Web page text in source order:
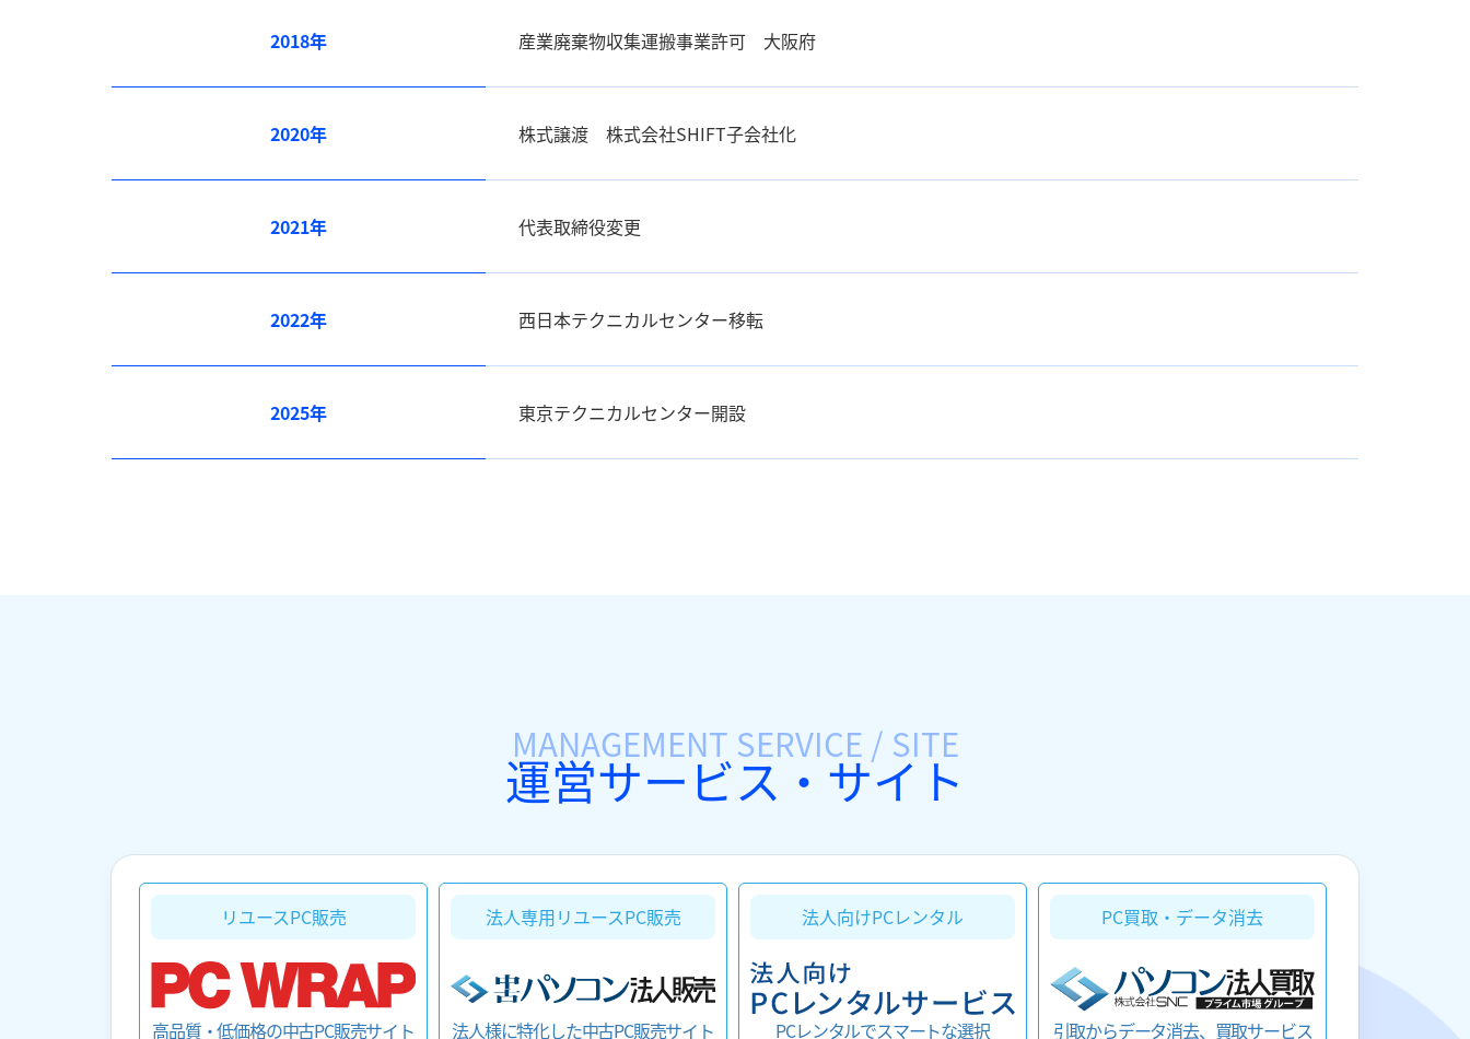
2018年 産業廃棄物収集運搬事業許可 大阪府
2020年 株式譲渡 株式会社SHIFT子会社化
2021年 代表取締役変更
2022年 西日本テクニカルセンター移転
2025年 東京テクニカルセンター開設
MANAGEMENT SERVICE / SITE
運営サービス・サイト
リユースPC販売
高品質・低価格の中古PC販売サイト
法人専用リユースPC販売
法人様に特化した中古PC販売サイト
法人向けPCレンタル
PCレンタルでスマートな選択
PC買取・データ消去
引取からデータ消去、買取サービス